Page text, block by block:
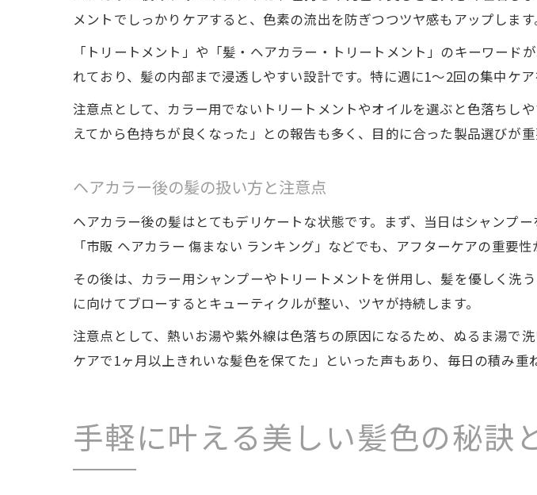
メントでしっかりケアすると、色素の流出を防ぎつつツヤ感もアップします
「トリートメント」や「髪・ヘアカラー・トリートメント」のキーワー
れており、髪の内部まで浸透しやすい設計です。特に週に1～2回の集中ケ
注意点として、カラー用でないトリートメントやオイルを選ぶと色落ちし
えてから色持ちが良くなった」との報告も多く、目的に合った製品選びが重
ヘアカラー後の髪の扱い方と注意点
ヘアカラー後の髪はとてもデリケートな状態です。まず、当日はシャンプ
「市販 ヘアカラー 傷まない ランキング」などでも、アフターケアの重要性
その後は、カラー用シャンプーやトリートメントを併用し、髪を優しく洗
に向けてブローするとキューティクルが整い、ツヤが持続します。
注意点として、熱いお湯や紫外線は色落ちの原因になるため、ぬるま湯で
ケアで1ヶ月以上きれいな髪色を保てた」といった声もあり、毎日の積み重
手軽に叶える美しい髪色の秘訣